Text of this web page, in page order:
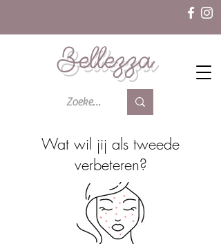
Bellezza
Wat wil jij als tweede
verbeteren?